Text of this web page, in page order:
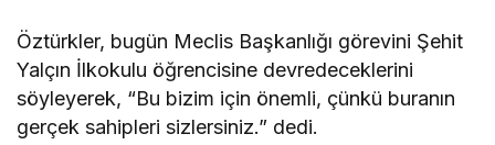
Öztürkler, bugün Meclis Başkanlığı görevini Şehit
Yalçın İlkokulu öğrencisine devredeceklerini
söyleyerek, “Bu bizim için önemli, çünkü buranın
gerçek sahipleri sizlersiniz.” dedi.